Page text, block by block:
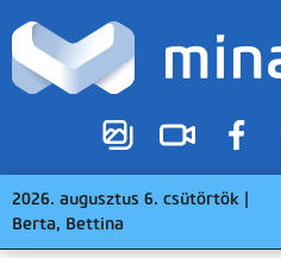
2026. augusztus 6. csütörtök |
Berta, Bettina